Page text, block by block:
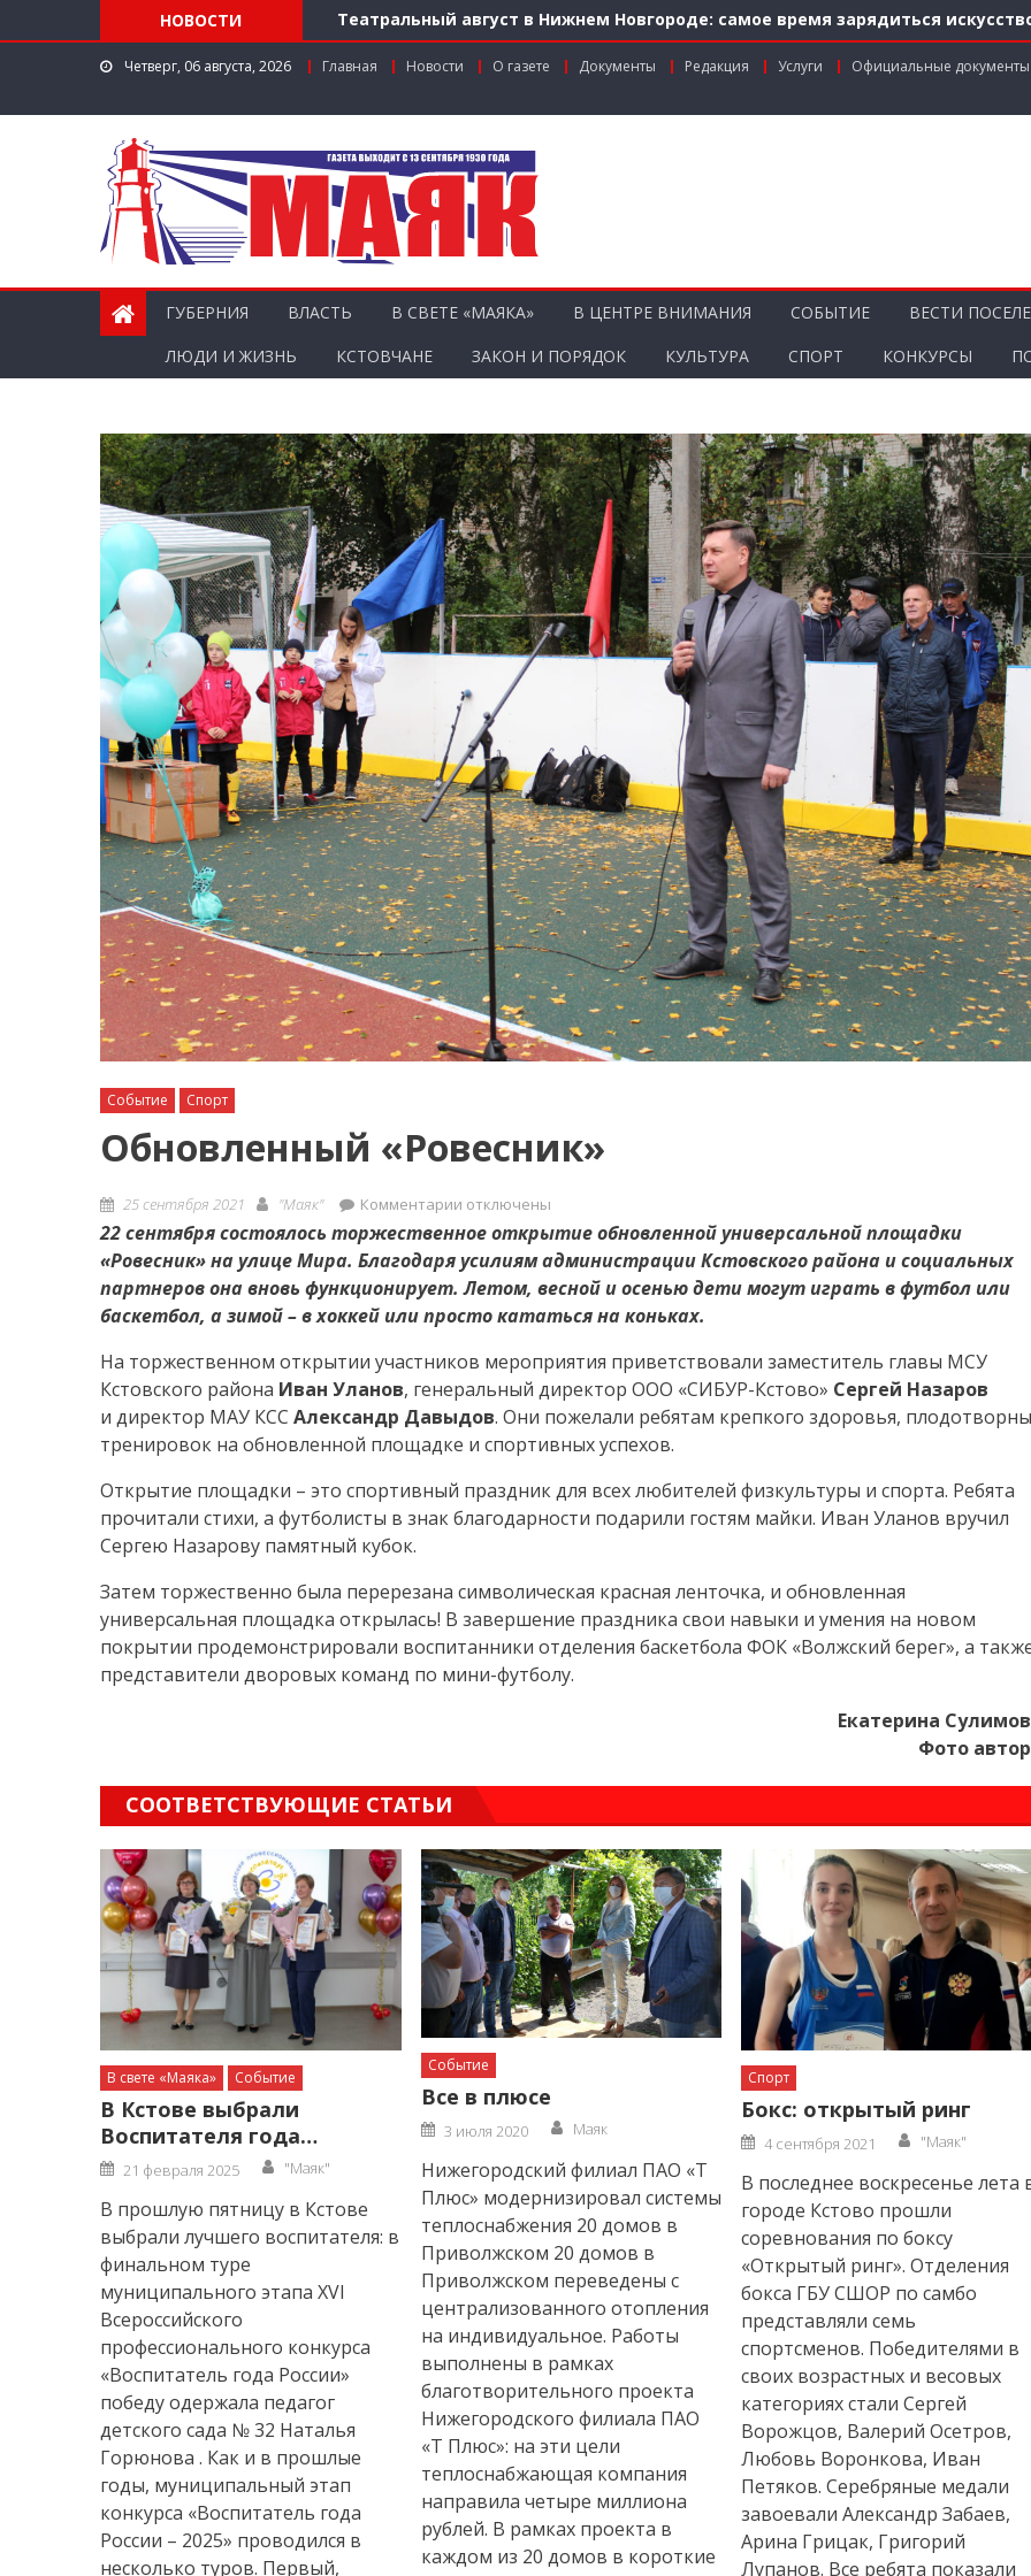
НОВОСТИ
Театральный август в Нижнем Новгороде: самое время зарядиться
Доступ к лекарствам по федеральной льготе
Поддержка в региональном грантовом конкурсе «Драйверы роста»
Четверг, 06 августа, 2026 Главная Новости О газете Документы Редакция Услуги Официальные документы
ГУБЕРНИЯ ВЛАСТЬ В СВЕТЕ «МАЯКА» В ЦЕНТРЕ ВНИМАНИЯ СОБЫТИЕ
ВЕСТИ
ЛЮДИ И ЖИЗНЬ
КСТОВЧАНЕ ЗАКОН И ПОРЯДОК КУЛЬТУРА СПОРТ КОНКУРСЫ
Событие Спорт
Обновленный «Ровесник»
Posted
on
25 сентября 2021 Author
"Маяк" Комментарии к
записи
Обновленный
«Ровесник»
отключены
22 сентября состоялось торжественное открытие обновленной универсальной площадки
«Ровесник» на улице Мира. Благодаря усилиям администрации Кстовского района и социальных
партнеров она вновь функционирует. Летом, весной и осенью дети могут играть в футбол или
баскетбол, а зимой – в хоккей или просто кататься на коньках.
На торжественном открытии участников мероприятия приветствовали заместитель главы МСУ
Кстовского района Иван Уланов, генеральный директор ООО «СИБУР-Кстово» Сергей Назаров
и директор МАУ КСС Александр Давыдов. Они пожелали ребятам крепкого здоровья,
тренировок на обновленной площадке и спортивных успехов.
Открытие площадки – это спортивный праздник для всех любителей физкультуры и спорта. Ребята
прочитали стихи, а футболисты в знак благодарности подарили гостям майки. Иван Уланов вручил
Сергею Назарову памятный кубок.
Затем торжественно была перерезана символическая красная ленточка, и обновленная
универсальная площадка открылась! В завершение праздника свои навыки и умения на новом
покрытии продемонстрировали воспитанники отделения баскетбола ФОК «Волжский берег», а
представители дворовых команд по мини-футболу.
Екатерина
Фото
СООТВЕТСТВУЮЩИЕ СТАТЬИ
В свете «Маяка» Событие
В Кстове выбрали
Воспитателя года…
Posted
on
21 февраля 2025 Author
"Маяк"
В прошлую пятницу в Кстове
выбрали лучшего воспитателя: в
финальном туре
муниципального этапа XVI
Всероссийского
профессионального конкурса
«Воспитатель года России»
победу одержала педагог
детского сада № 32 Наталья
Горюнова . Как и в прошлые
годы, муниципальный этап
конкурса «Воспитатель года
России – 2025» проводился в
несколько туров. Первый,
Событие
Все в плюсе
Posted
on
3 июля 2020 Author
Маяк
Нижегородский филиал ПАО «Т
Плюс» модернизировал системы
теплоснабжения 20 домов в
Приволжском 20 домов в
Приволжском переведены с
централизованного отопления
на индивидуальное. Работы
выполнены в рамках
благотворительного проекта
Нижегородского филиала ПАО
«Т Плюс»: на эти цели
теплоснабжающая компания
направила четыре миллиона
рублей. В рамках проекта в
каждом из 20 домов в короткие
Спорт
Бокс: открытый ринг
Posted
on
4 сентября 2021 Author
"Маяк"
В последнее воскресенье лета
городе Кстово прошли
соревнования по боксу
«Открытый ринг». Отделения
бокса ГБУ СШОР по самбо
представляли семь
спортсменов. Победителями в
своих возрастных и весовых
категориях стали Сергей
Ворожцов, Валерий Осетров,
Любовь Воронкова, Иван
Петяков. Серебряные медали
завоевали Александр Забаев,
Арина Грицак, Григорий
Лупанов. Все ребята показали